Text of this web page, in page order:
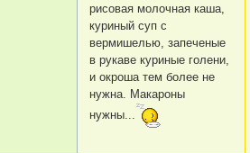
рисовая молочная каша,
куриный суп с
вермишелью, запеченые
в рукаве куриные голени,
и окроша тем более не
нужна. Макароны
нужны...